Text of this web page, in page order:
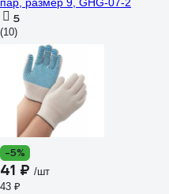
5
(10)
-5%
41 ₽ /шт
43 ₽